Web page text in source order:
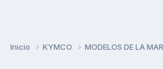
Inicio KYMCO MODELOS DE LA